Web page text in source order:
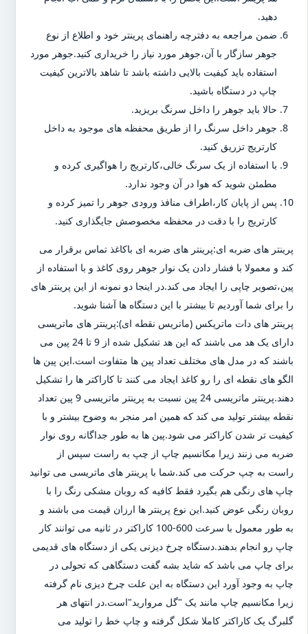
دهید.
ضمن مراجعه به دفترچه راهنمای پرینتر خود و اطلاع از نوع
جوهر سازگار با آن،جوهر مورد نیاز را خریداری کنید.جوهر مورد
استفاده باید کیفیت بالایی داشته باشد تا شاهد بالاترین کیفیت
چاپ در دستگاه باشید.
حالا باید جوهر را داخل سرنگ بریزید.
جوهر داخل سرنگ را از طریق محفظه های موجود به داخل
کارتریج تزریق کنید.
با استفاده از یک سرنگ خالی،کارتریج را هواگیری کرده و
مطمئن شوید که هوا در آن وجود ندارد.
پس از پایان کار،اطراف منافذ ورودی جوهر را تمیز کرده و
کارتریج را با دقت در محفظه مخصوصش جایگذاری کنید.
پرینتر های ضربه ای:پرینتر های ضربه ای باکاغذ تماس برقرار می
کند و معمولا با فشار دادن یک نوار جوهر روی کاغذ و با استفاده از
پین،تصویر چاپی را ایجاد می کند.در اینجا دو نمونه از این پرینتر های
را برای شما آوردیم تا بیشتر با این دستگاه ها آشنا شوید.
پرینتر های دات ماتریکس (ماتریس نقطه ای):پرینتر های ماتریسی
دارای یک هد می باشند که این هد تشکیل شده از 9 تا 24 پین می
باشند که در مدل های مختلف تعداد پین ها متفاوت است.این پین ها
الگو های نقطه ای را رو کاغذ ایجاد می کنند تا کاراکتر ها را تشکیل
دهند.پرینتر ماتریسی 24 پین نسبت به پرینتر ماتریسی 9 پین تعداد
نقطه بیشتر تولید می کند که همین امر منجر به وضوح بیشتر و با
کیفیت تر شدن کاراکتر می شود.پین ها به طور جداگانه روی نوار
ضربه می زنند زیرا مکانسیم چاپ از چپ به راست سپس از
راست به چپ حرکت می کند.شما با پرینتر های ماتریسی می توانید
چاپ های رنگی هم بگیرد فقط کافیه که روبان مشکی رنگ را با
روبان رنگی عوض کنید.این نوع پرینتر ها ارزان قیمت می باشند و
به طور معمول با سرعت 600-100 کاراکتر در ثانیه می توانند کار
چاپ رو انجام بدهند.دستگاه چرخ دیزنی یکی از دستگاه های قدیمی
برای چاپ می باشد که شاید بشه گفت دستگاهی که تحولی در
چاپ به وجود آورد این دستگاه به این علت چرخ دیزی نام گرفته
زیرا مکانسیم چاپ مانند یک "گل مروارید"است.در انتهای هر
گلبرگ یک کاراکتر کاملا شکل گرفته و چاپ خط را تولید می